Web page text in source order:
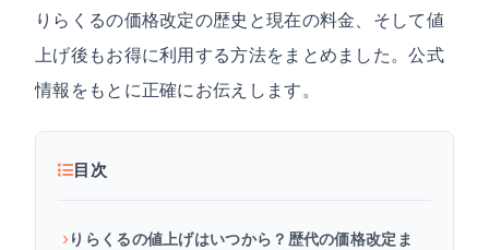
りらくるの価格改定の歴史と現在の料金、そして値
上げ後もお得に利用する方法をまとめました。公式
情報をもとに正確にお伝えします。
目次
りらくるの値上げはいつから？歴代の価格改定ま